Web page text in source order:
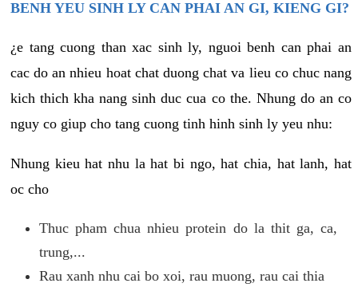
BENH YEU SINH LY CAN PHAI AN GI, KIENG GI?
¿e tang cuong than xac sinh ly, nguoi benh can phai an
cac do an nhieu hoat chat duong chat va lieu co chuc nang
kich thich kha nang sinh duc cua co the. Nhung do an co
nguy co giup cho tang cuong tinh hinh sinh ly yeu nhu:
Nhung kieu hat nhu la hat bi ngo, hat chia, hat lanh, hat
oc cho
Thuc pham chua nhieu protein do la thit ga, ca,
trung,...
Rau xanh nhu cai bo xoi, rau muong, rau cai thia